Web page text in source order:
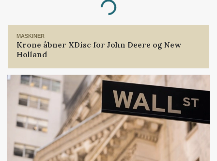
Loading...
MASKINER
Krone åbner XDisc for John Deere og New
Holland